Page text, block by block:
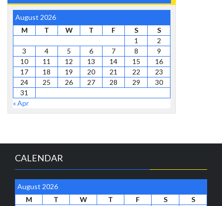
August 2026
M
T W T F S
S
1
2
3
4 5 6 7 8
9
10
11 12 13 14 15
16
17
18 19 20 21 22
23
24
25 26 27 28 29
30
31
« Apr
CALENDAR
August 2026
M
T W T F S
S